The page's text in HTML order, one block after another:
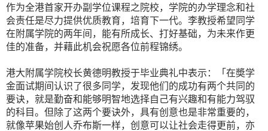
作为全港首家开办副学位课程之院校，学院的办学理念和社
会责任是尽力提供优质教育，培育下一代。李教授希望同学
在附属学院的两年间，能有所成长、打好基础，为未来作更
佳的准备，并藉此机会祝愿各位前程锦绣。
港大附属学院校长黄德明教授于毕业典礼中表示：「在奬学
金面试期间认识了很多同学，发现他们的成功有两个共同的
要诀，就是勤奋和能够明智地选择自己有兴趣和有能力驾驭
的科目。但除了这两个要诀外，具有创意也是非常重要的，
就像苹果始创人乔布斯一样，创意可以让社会走得更前，亦